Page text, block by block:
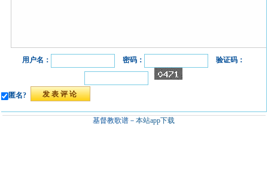
用户名： 密码： 验证码：
匿名?
基督教歌谱－本站app下载